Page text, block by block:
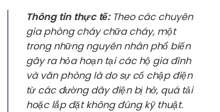
Thông tin thực tế:Theo các chuyên
gia phòng cháy chữa cháy, một
trong những nguyên nhân phổ biến
gây ra hỏa hoạn tại các hộ gia đình
và văn phòng là do sự cố chập điện
từ các đường dây điện bị hở, quá tải
hoặc lắp đặt không đúng kỹ thuật.